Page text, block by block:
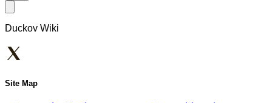
Duckov Wiki
Site Map